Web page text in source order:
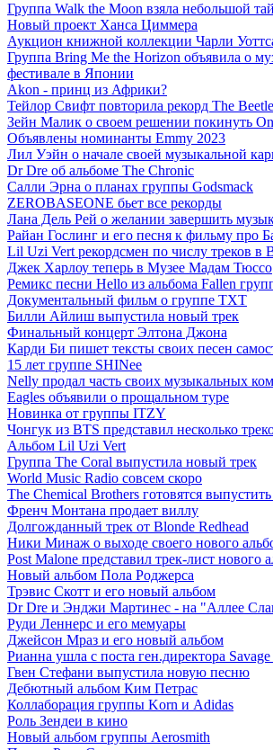
Группа Walk the Moon взяла небольшой
Новый проект Ханса Циммера
Аукцион книжной коллекции Чарли
Группа Bring Me the Horizon объявила о
фестивале в Японии
Akon - принц из Африки?
Тейлор Свифт повторила рекорд The
Зейн Малик о своем решении покинуть
Объявлены номинанты Emmy 2023
Лил Уэйн о начале своей музыкальной
Dr Dre об альбоме The Chronic
Салли Эрна о планах группы Godsmack
ZEROBASEONE бьет все рекорды
Лана Дель Рей о желании завершить
Райан Гослинг и его песня к фильму про
Lil Uzi Vert рекордсмен по числу треков в
Джек Харлоу теперь в Музее Мадам Тюссо
Ремикс песни Hello из альбома Fallen
Документальный фильм о группе TXT
Билли Айлиш выпустила новый трек
Финальный концерт Элтона Джона
Карди Би пишет тексты своих песен
15 лет группе SHINee
Nelly продал часть своих музыкальных
Eagles объявили о прощальном туре
Новинка от группы ITZY
Чонгук из BTS представил несколько
Альбом Lil Uzi Vert
Группа The Coral выпустила новый трек
World Music Radio совсем скоро
The Chemical Brothers готовятся
Френч Монтана продает виллу
Долгожданный трек от Blonde Redhead
Ники Минаж о выходе своего нового
Post Malone представил трек-лист нового
Новый альбом Пола Роджерса
Трэвис Скотт и его новый альбом
Dr Dre и Энджи Мартинес - на "Аллее
Руди Леннерс и его мемуары
Джейсон Мраз и его новый альбом
Рианна ушла с поста ген.директора
Гвен Стефани выпустила новую песню
Дебютный альбом Ким Петрас
Коллаборация группы Korn и Adidas
Роль Зендеи в кино
Новый альбом группы Aerosmith